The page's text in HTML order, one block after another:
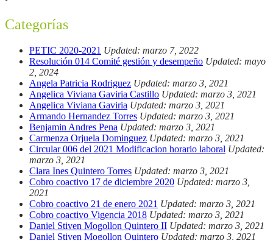
Categorías
PETIC 2020-2021 Updated: marzo 7, 2022
Resolución 014 Comité gestión y desempeño Updated: mayo
2, 2024
Angela Patricia Rodriguez Updated: marzo 3, 2021
Angelica Viviana Gaviria Castillo Updated: marzo 3, 2021
Angelica Viviana Gaviria Updated: marzo 3, 2021
Armando Hernandez Torres Updated: marzo 3, 2021
Benjamin Andres Pena Updated: marzo 3, 2021
Carmenza Orjuela Dominguez Updated: marzo 3, 2021
Circular 006 del 2021 Modificacion horario laboral Updated:
marzo 3, 2021
Clara Ines Quintero Torres Updated: marzo 3, 2021
Cobro coactivo 17 de diciembre 2020 Updated: marzo 3,
2021
Cobro coactivo 21 de enero 2021 Updated: marzo 3, 2021
Cobro coactivo Vigencia 2018 Updated: marzo 3, 2021
Daniel Stiven Mogollon Quintero II Updated: marzo 3, 2021
Daniel Stiven Mogollon Quintero Updated: marzo 3, 2021